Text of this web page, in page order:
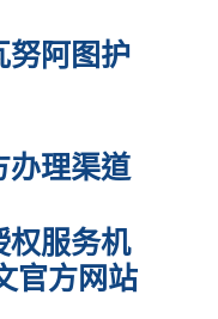
努阿图护
办理渠道
权服务机
官方网站